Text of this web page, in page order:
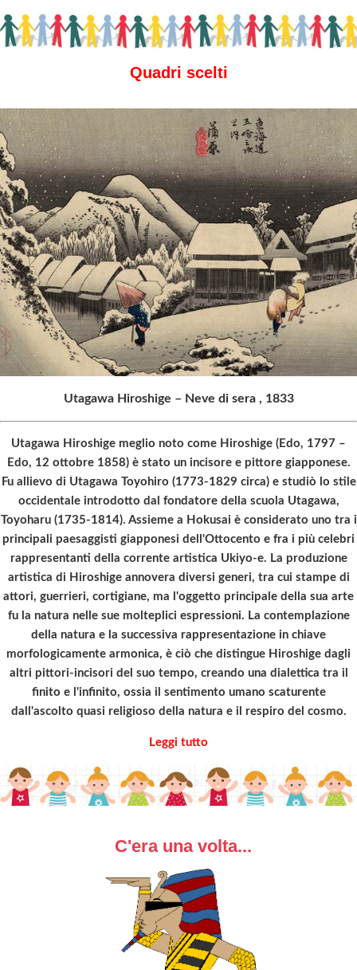
Quadri scelti
Utagawa Hiroshige – Neve di sera, 1833
Utagawa Hiroshige meglio noto come Hiroshige (Edo, 1797 –
Edo, 12 ottobre 1858) è stato un incisore e pittore giapponese.
Fu allievo di Utagawa Toyohiro (1773-1829 circa) e studiò lo stile
occidentale introdotto dal fondatore della scuola Utagawa,
Toyoharu (1735-1814). Assieme a Hokusai è considerato uno tra i
principali paesaggisti giapponesi dell'Ottocento e fra i più celebri
rappresentanti della corrente artistica Ukiyo-e. La produzione
artistica di Hiroshige annovera diversi generi, tra cui stampe di
attori, guerrieri, cortigiane, ma l'oggetto principale della sua arte
fu la natura nelle sue molteplici espressioni. La contemplazione
della natura e la successiva rappresentazione in chiave
morfologicamente armonica, è ciò che distingue Hiroshige dagli
altri pittori-incisori del suo tempo, creando una dialettica tra il
finito e l'infinito, ossia il sentimento umano scaturente
dall'ascolto quasi religioso della natura e il respiro del cosmo.
Leggi tutto
C'era una volta...